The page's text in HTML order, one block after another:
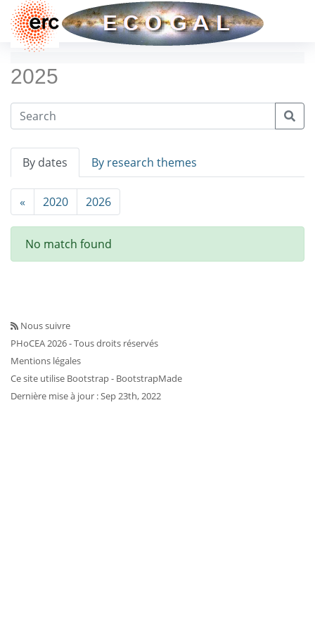
2025
By dates By research themes
« 2020 2026
No match found
Nous suivre
PHoCEA 2026 - Tous droits réservés
Mentions légales
Ce site utilise Bootstrap- BootstrapMade
Dernière mise à jour : Sep 23th, 2022